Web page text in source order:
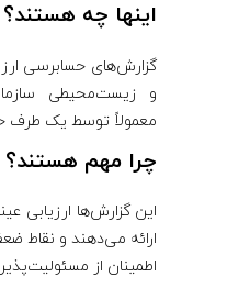
اینها چه هستند؟
گزارش‌های حسابرسی
و زیست‌محیطی
معمولاً توسط یک طرف
چرا مهم هستند؟
این گزارش‌ها ارزیابی
ارائه می‌دهند و نقاط
اطمینان از